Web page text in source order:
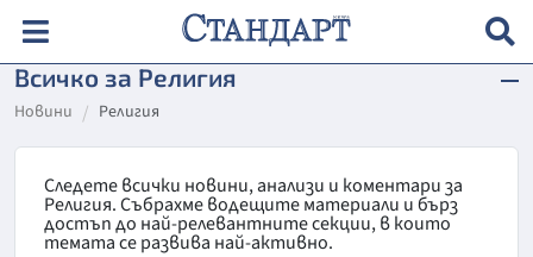
Всичко за Религия
Новини Религия
Следете всички новини, анализи и коментари за
Религия. Събрахме водещите материали и бърз
достъп до най-релевантните секции, в които
темата се развива най-активно.